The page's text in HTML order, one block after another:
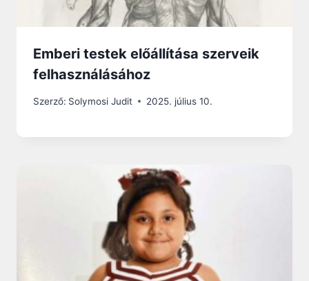
Emberi testek előállítása szerveik
felhasználásához
Szerző: Solymosi Judit 2025. július 10.